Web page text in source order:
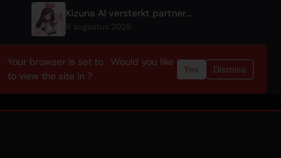
Kizuna AI versterkt partnerschap met Asobisystem voorafgaand aan 10e jubileumwereldtournee
6 augustus 2026
Your browser is set to . Would you like
to view the site in ?
Yes Dismiss